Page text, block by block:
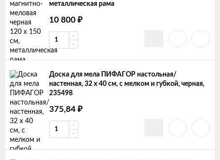
металлическая рама
10 800 ₽
Доска для мела ПИФАГОР настольная/
настенная, 32 х 40 см, с мелком и губкой, черная,
235498
375,84 ₽